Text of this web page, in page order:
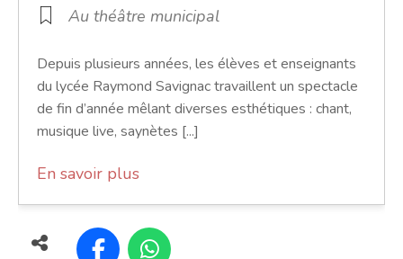
Au théâtre municipal
Depuis plusieurs années, les élèves et enseignants
du lycée Raymond Savignac travaillent un spectacle
de fin d’année mêlant diverses esthétiques : chant,
musique live, saynètes [...]
En savoir plus